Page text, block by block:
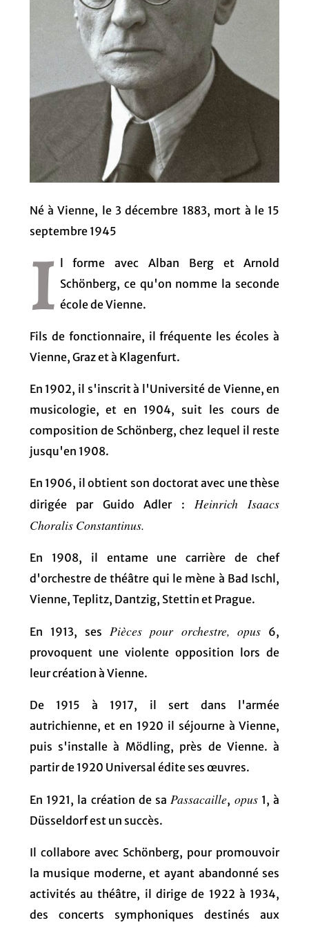
Né à Vienne, le 3 décembre 1883, mort à le 15
septembre 1945
I l forme avec Alban Berg et Arnold
Schönberg, ce qu'on nomme la seconde
école de Vienne.
Fils de fonctionnaire, il fréquente les écoles à
Vienne, Graz et à Klagenfurt.
En 1902, il s'inscrit à l'Université de Vienne, en
musicologie, et en 1904, suit les cours de
composition de Schönberg, chez lequel il reste
jusqu'en 1908.
En 1906, il obtient son doctorat avec une thèse
dirigée par Guido Adler : Heinrich Isaacs
Choralis Constantinus.
En 1908, il entame une carrière de chef
d'orchestre de théâtre qui le mène à Bad Ischl,
Vienne, Teplitz, Dantzig, Stettin et Prague.
En 1913, ses Pièces pour orchestre, opus 6,
provoquent une violente opposition lors de
leur création à Vienne.
De 1915 à 1917, il sert dans l'armée
autrichienne, et en 1920 il séjourne à Vienne,
puis s'installe à Mödling, près de Vienne. à
partir de 1920 Universal édite ses œuvres.
En 1921, la création de sa Passacaille, opus1, à
Düsseldorf est un succès.
Il collabore avec Schönberg, pour promouvoir
la musique moderne, et ayant abandonné ses
activités au théâtre, il dirige de 1922 à 1934,
des concerts symphoniques destinés aux